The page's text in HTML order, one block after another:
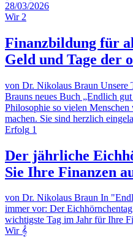
28/03/2026
Wir 2
Finanzbildung für
Geld und Tage der
von Dr. Nikolaus Braun Unsere
Brauns neues Buch „Endlich
Philosophie so vielen
machen. Sie sind herzlich
Erfolg 1
Der jährliche
Sie Ihre Finanzen
von Dr. Nikolaus Braun In
immer vor: Der
wichtigste Tag im Jahr für Ihre
Wir 𝄞